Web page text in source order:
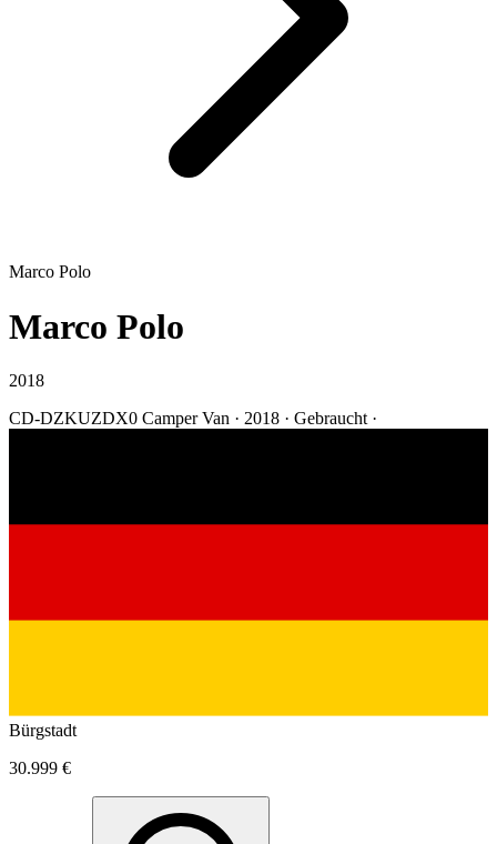
Marco Polo
Marco Polo
2018
CD-DZKUZDX0 Camper Van · 2018 · Gebraucht ·
Bürgstadt
30.999 €